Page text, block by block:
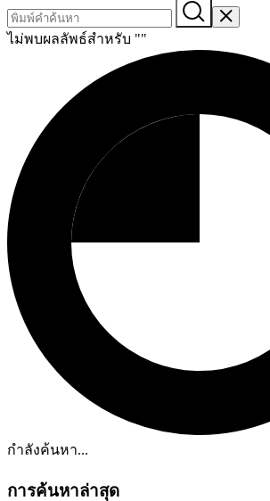
ไม่พบผลลัพธ์สำหรับ ""
กำลังค้นหา...
การค้นหาล่าสุด